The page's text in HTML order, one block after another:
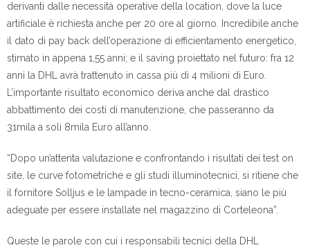
derivanti dalle necessità operative della location, dove la luce
artificiale è richiesta anche per 20 ore al giorno. Incredibile anche
il dato di pay back dell’operazione di efficientamento energetico,
stimato in appena 1,55 anni; e il saving proiettato nel futuro: fra 12
anni la DHL avrà trattenuto in cassa più di 4 milioni di Euro.
L’importante risultato economico deriva anche dal drastico
abbattimento dei costi di manutenzione, che passeranno da
31mila a soli 8mila Euro all’anno.
“Dopo un’attenta valutazione e confrontando i risultati dei test on
site, le curve fotometriche e gli studi illuminotecnici, si ritiene che
il fornitore Solljus e le lampade in tecno-ceramica, siano le più
adeguate per essere installate nel magazzino di Corteleona”.
Queste le parole con cui i responsabili tecnici della DHL